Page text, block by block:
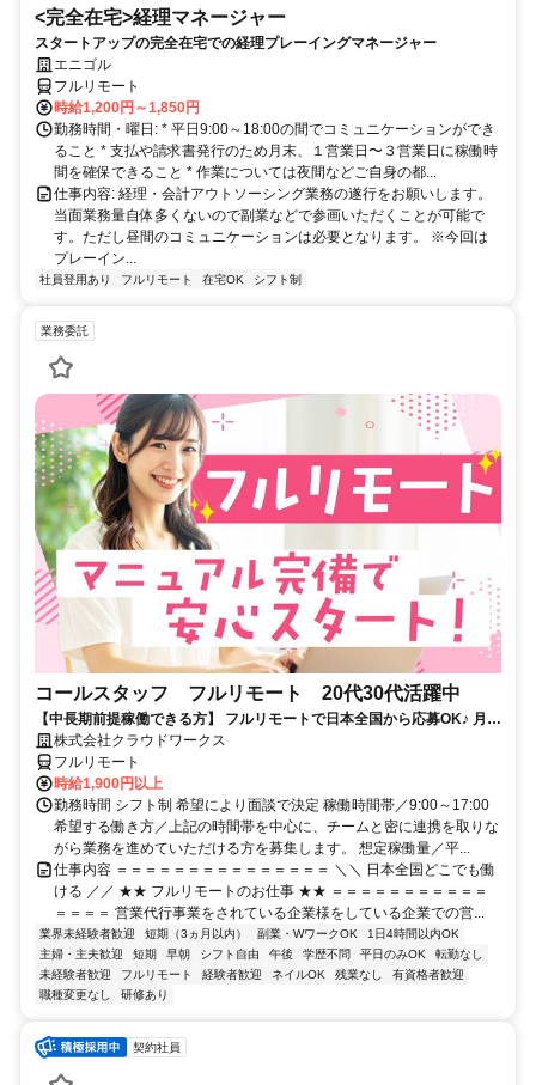
<完全在宅>経理マネージャー
スタートアップの完全在宅での経理プレーイングマネージャー
エニゴル
フルリモート
時給1,200円～1,850円
勤務時間・曜日: * 平日9:00～18:00の間でコミュニケーションができ
ること * 支払や請求書発行のため月末、１営業日〜３営業日に稼働時
間を確保できること * 作業については夜間などご自身の都...
仕事内容: 経理・会計アウトソーシング業務の遂行をお願いします。
当面業務量自体多くないので副業などで参画いただくことが可能で
す。ただし昼間のコミュニケーションは必要となります。 ※今回は
プレーイン...
社員登用あり フルリモート 在宅OK シフト制
業務委託
コールスタッフ フルリモート 20代30代活躍中
【中長期前提稼働できる方】 フルリモートで日本全国から応募OK♪ 月稼
働80時間で安定収入！
株式会社クラウドワークス
フルリモート
時給1,900円以上
勤務時間 シフト制 希望により面談で決定 稼働時間帯／9:00～17:00
希望する働き方／上記の時間帯を中心に、チームと密に連携を取りな
がら業務を進めていただける方を募集します。 想定稼働量／平...
仕事内容 ＝＝＝＝＝＝＝＝＝＝＝＝＝＝＝ ＼＼ 日本全国どこでも働
ける ／／ ★★ フルリモートのお仕事 ★★ ＝＝＝＝＝＝＝＝＝＝＝
＝＝＝＝ 営業代行事業をされている企業様をしている企業での営...
業界未経験者歓迎 短期（3ヵ月以内） 副業・WワークOK
1日4時間以内OK
主婦・主夫歓迎
短期 早朝 シフト自由 午後 学歴不問 平日のみOK
転勤なし
未経験者歓迎
フルリモート 経験者歓迎 ネイルOK 残業なし
有資格者歓迎
職種変更なし
研修あり
契約社員